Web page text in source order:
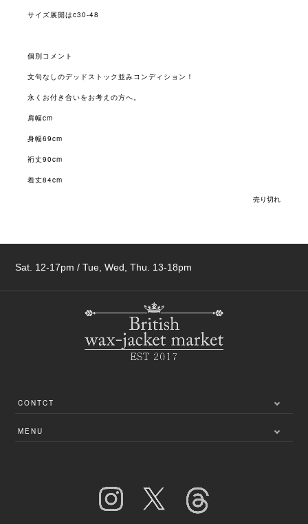
サイズ展開はc30-48
個別コメント
文句なしのデッドストック並みコンディション！
永くお付き合いをお考えの方へ。
肩幅cm
身幅69cm
裄丈90cm
着丈84cm
売り切れ
Sat. 12-17pm / Tue, Wed, Thu. 13-18pm
CONTCT
〒249-0005
MENU
特定商取引法に基づく表記